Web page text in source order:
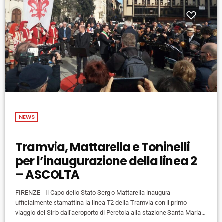
NEWS
Tramvia, Mattarella e Toninelli
per l’inaugurazione della linea 2
– ASCOLTA
FIRENZE - Il Capo dello Stato Sergio Mattarella inaugura
ufficialmente stamattina la linea T2 della Tramvia con il primo
viaggio del Sirio dall'aeroporto di Peretola alla stazione Santa Maria